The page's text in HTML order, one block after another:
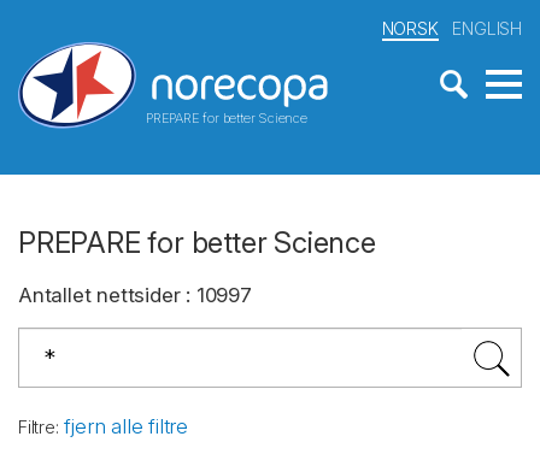
PREPARE for better Science
NORSK ENGLISH
PREPARE for better Science
Antallet nettsider: 10997
Filtre: fjern alle filtre